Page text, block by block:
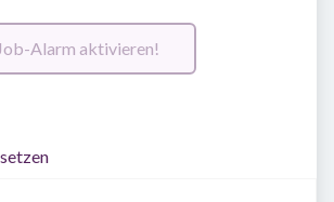
Alarm aktivieren!